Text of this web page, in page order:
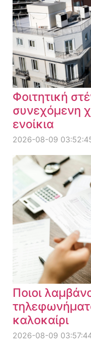
Φοιτητική
συνεχόμενη
ενοίκια
2026-08-09
Ποιοι
καλοκαίρι
2026-08-09